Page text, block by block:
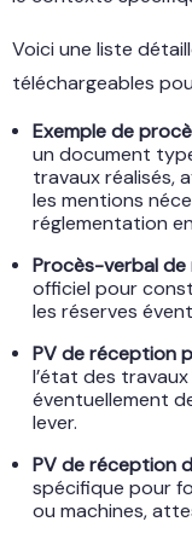
Voici une liste
téléchargeables
Exemple de
un document
travaux réalisés,
les mentions
réglementation
Procès-verbal
officiel pour
les réserves
PV de réception
l’état des
éventuellement
lever.
PV de réception
spécifique pour
ou machines,